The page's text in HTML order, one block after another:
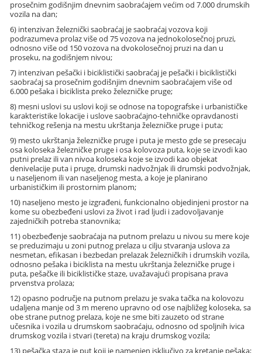
prosečnim godišnjim dnevnim saobraćajem većim od 7.000 drumskih
vozila na dan;
6) intenzivan železnički saobraćaj je saobraćaj vozova koji
podrazumeva prolaz više od 75 vozova na jednokolosečnoj pruzi,
odnosno više od 150 vozova na dvokolosečnoj pruzi na dan u
proseku, na godišnjem nivou;
7) intenzivan pešački i biciklistički saobraćaj je pešački i biciklistički
saobraćaj sa prosečnim godišnjim dnevnim saobraćajem više od
6.000 pešaka i biciklista preko železničke pruge;
8) mesni uslovi su uslovi koji se odnose na topografske i urbanističke
karakteristike lokacije i uslove saobraćajno-tehničke opravdanosti
tehničkog rešenja na mestu ukrštanja železničke pruge i puta;
9) mesto ukrštanja železničke pruge i puta je mesto gde se presecaju
osa koloseka železničke pruge i osa kolovoza puta, koje se izvodi kao
putni prelaz ili van nivoa koloseka koje se izvodi kao objekat
denivelacije puta i pruge, drumski nadvožnjak ili drumski podvožnjak,
u naseljenom ili van naseljenog mesta, a koje je planirano
urbanističkim ili prostornim planom;
10) naseljeno mesto je izgrađeni, funkcionalno objedinjeni prostor na
kome su obezbeđeni uslovi za život i rad ljudi i zadovoljavanje
zajedničkih potreba stanovnika;
11) obezbeđenje saobraćaja na putnom prelazu u nivou su mere koje
se preduzimaju u zoni putnog prelaza u cilju stvaranja uslova za
nesmetan, efikasan i bezbedan prelazak železničkih i drumskih vozila,
odnosno pešaka i biciklista na mestu ukrštanja železničke pruge i
puta, pešačke ili biciklističke staze, uvažavajući propisana prava
prvenstva prolaza;
12) opasno područje na putnom prelazu je svaka tačka na kolovozu
udaljena manje od 3 m mereno upravno od ose najbližeg koloseka, sa
obe strane putnog prelaza, koje ne sme biti zauzeto od strane
učesnika i vozila u drumskom saobraćaju, odnosno od spoljnih ivica
drumskog vozila i stvari (tereta) na kraju drumskog vozila;
13) pešačka staza je put koji je namenjen isključivo za kretanje pešaka;